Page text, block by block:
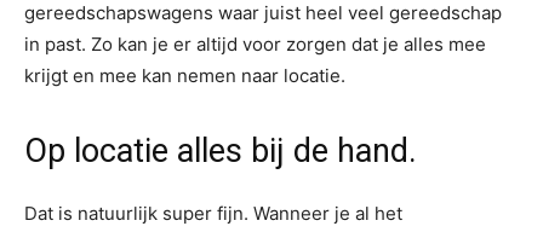
gereedschapswagens waar juist heel veel gereedschap
in past. Zo kan je er altijd voor zorgen dat je alles mee
krijgt en mee kan nemen naar locatie.
Op locatie alles bij de hand.
Dat is natuurlijk super fijn. Wanneer je al het